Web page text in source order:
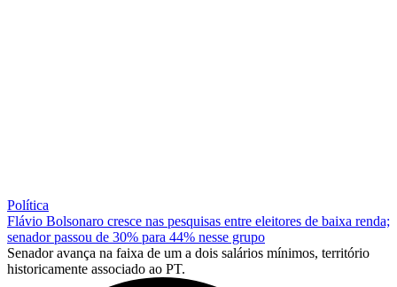
Política
Flávio Bolsonaro cresce nas pesquisas entre eleitores de baixa renda;
senador passou de 30% para 44% nesse grupo
Senador avança na faixa de um a dois salários mínimos, território
historicamente associado ao PT.